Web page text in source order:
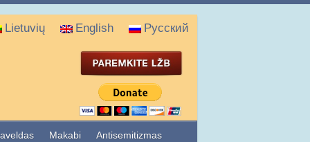
Lietuvių English Русский
Makabi Antisemitizmas